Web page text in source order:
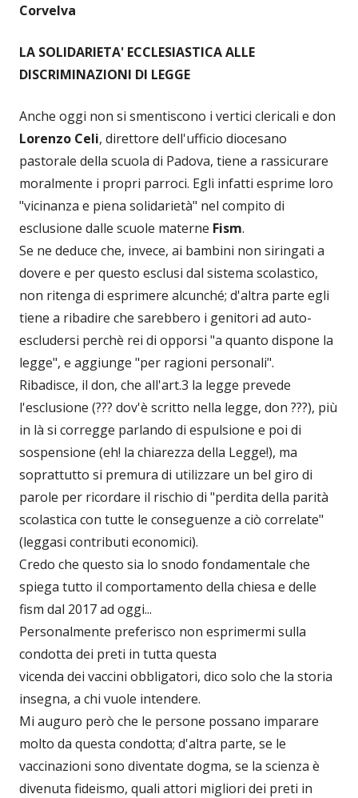
Corvelva
LA SOLIDARIETA' ECCLESIASTICA ALLE
DISCRIMINAZIONI DI LEGGE
Anche oggi non si smentiscono i vertici clericali e don
Lorenzo Celi, direttore dell'ufficio diocesano
pastorale della scuola di Padova, tiene a rassicurare
moralmente i propri parroci. Egli infatti esprime loro
"vicinanza e piena solidarietà" nel compito di
esclusione dalle scuole materne Fism.
Se ne deduce che, invece, ai bambini non siringati a
dovere e per questo esclusi dal sistema scolastico,
non ritenga di esprimere alcunché; d'altra parte egli
tiene a ribadire che sarebbero i genitori ad auto-
escludersi perchè rei di opporsi "a quanto dispone la
legge", e aggiunge "per ragioni personali".
Ribadisce, il don, che all'art.3 la legge prevede
l'esclusione (??? dov'è scritto nella legge, don ???), più
in là si corregge parlando di espulsione e poi di
sospensione (eh! la chiarezza della Legge!), ma
soprattutto si premura di utilizzare un bel giro di
parole per ricordare il rischio di "perdita della parità
scolastica con tutte le conseguenze a ciò correlate"
(leggasi contributi economici).
Credo che questo sia lo snodo fondamentale che
spiega tutto il comportamento della chiesa e delle
fism dal 2017 ad oggi...
Personalmente preferisco non esprimermi sulla
condotta dei preti in tutta questa
vicenda dei vaccini obbligatori, dico solo che la storia
insegna, a chi vuole intendere.
Mi auguro però che le persone possano imparare
molto da questa condotta; d'altra parte, se le
vaccinazioni sono diventate dogma, se la scienza è
divenuta fideismo, quali attori migliori dei preti in